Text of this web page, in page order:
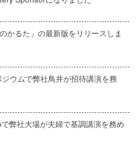
かるた」の最新版をリリースしま
ウムで弊社鳥井が招待講演を務
弊社大場が夫婦で基調講演を務め